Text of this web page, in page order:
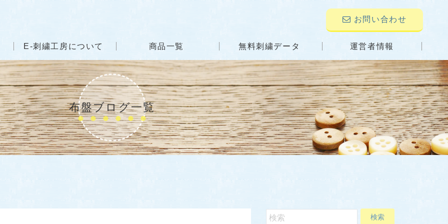
お問い合わせ
E-刺繍工房について 商品一覧 無料刺繍データ 運営者情報
布盤ブログ一覧